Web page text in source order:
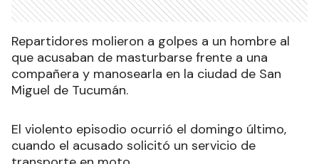
Repartidores molieron a golpes a un hombre al
que acusaban de masturbarse frente a una
compañera y manosearla en la ciudad de San
Miguel de Tucumán.
El violento episodio ocurrió el domingo último,
cuando el acusado solicitó un servicio de